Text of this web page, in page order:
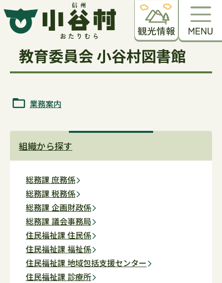
教育委員会 小谷村図書館
業務案内
組織から探す
総務課 庶務係
総務課 税務係
総務課 企画財政係
総務課 議会事務局
住民福祉課 住民係
住民福祉課 福祉係
住民福祉課 地域包括支援センター
住民福祉課 診療所